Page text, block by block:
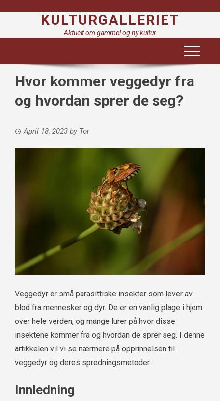
KULTURGALLERIET
Aktuelt om gammel og ny kultur
Hvor kommer veggedyr fra
og hvordan sprer de seg?
April 18, 2023 by Tor
Veggedyr er små parasittiske insekter som lever av
blod fra mennesker og dyr. De er en vanlig plage i hjem
over hele verden, og mange lurer på hvor disse
insektene kommer fra og hvordan de sprer seg. I denne
artikkelen vil vi se nærmere på opprinnelsen til
veggedyr og deres spredningsmetoder.
Innledning